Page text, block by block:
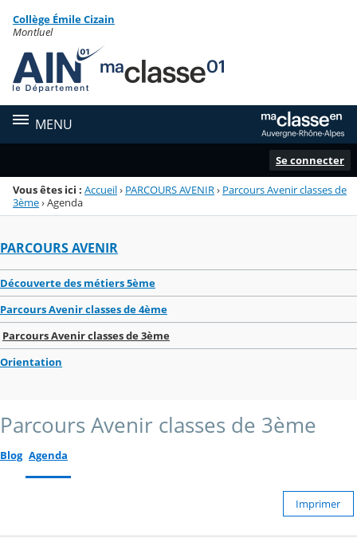
Menu de la rubrique
Contenu
Collège Émile Cizain
Montluel
MENU
Se connecter
Vous êtes ici : Accueil› PARCOURS AVENIR› Parcours Avenir classes de
3ème›Agenda
PARCOURS AVENIR
Découverte des métiers 5ème
Parcours Avenir classes de 4ème
Parcours Avenir classes de 3ème
Orientation
Parcours Avenir classes de 3ème
Blog Agenda
Imprimer